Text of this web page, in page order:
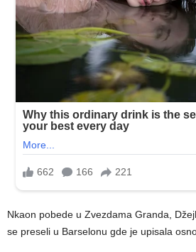
Nkaon pobede u Zvezdama Granda,
se preseli u Barselonu gde je upisala